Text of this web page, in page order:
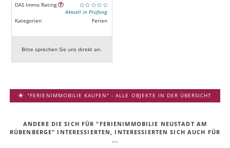
DAS Immo Rating
Aktuell in Prüfung
Kategorien
Ferien
Bitte sprechen Sie uns direkt an.
"FERIENIMMOBILIE KAUFEN" - ALLE OBJEKTE IN DER ÜBERSICHT
ANDERE DIE SICH FÜR "FERIENIMMOBILIE NEUSTADT AM
RÜBENBERGE" INTERESSIERTEN, INTERESSIERTEN SICH AUCH FÜR
...